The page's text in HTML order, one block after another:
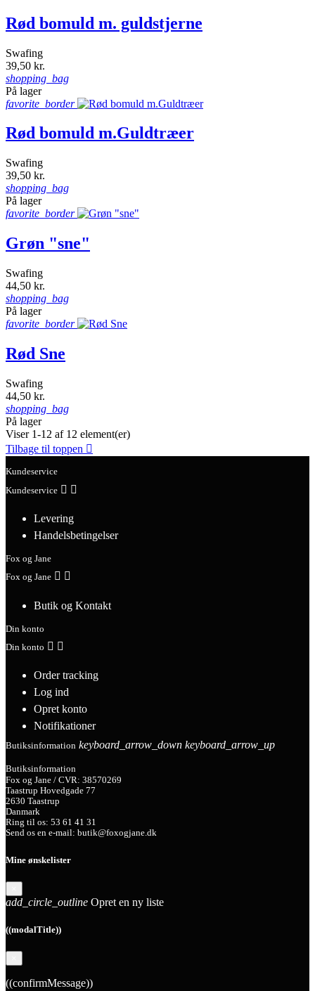
Rød bomuld m. guldstjerne
Swafing
39,50 kr.
shopping_bag
På lager
favorite_border
Rød bomuld m.Guldtræer
Swafing
39,50 kr.
shopping_bag
På lager
favorite_border
Grøn "sne"
Swafing
44,50 kr.
shopping_bag
På lager
favorite_border
Rød Sne
Swafing
44,50 kr.
shopping_bag
På lager
Viser 1-12 af 12 element(er)
Tilbage til toppen 
Kundeservice
Kundeservice  
Levering
Handelsbetingelser
Fox og Jane
Fox og Jane  
Butik og Kontakt
Din konto
Din konto  
Order tracking
Log ind
Opret konto
Notifikationer
Butiksinformation keyboard_arrow_down keyboard_arrow_up
Butiksinformation
Fox og Jane / CVR: 38570269
Taastrup Hovedgade 77
2630 Taastrup
Danmark
Ring til os: 53 61 41 31
Send os en e-mail: butik@foxogjane.dk
Mine ønskelister
add_circle_outline Opret en ny liste
((modalTitle))
((confirmMessage))